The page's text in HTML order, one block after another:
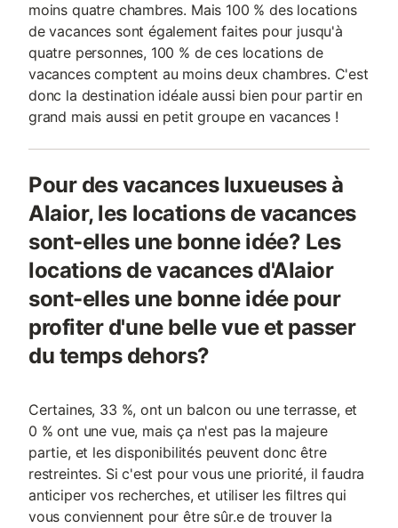
moins quatre chambres. Mais 100 % des locations
de vacances sont également faites pour jusqu'à
quatre personnes, 100 % de ces locations de
vacances comptent au moins deux chambres. C'est
donc la destination idéale aussi bien pour partir en
grand mais aussi en petit groupe en vacances !
Pour des vacances luxueuses à
Alaior, les locations de vacances
sont-elles une bonne idée? Les
locations de vacances d'Alaior
sont-elles une bonne idée pour
profiter d'une belle vue et passer
du temps dehors?
Certaines, 33 %, ont un balcon ou une terrasse, et
0 % ont une vue, mais ça n'est pas la majeure
partie, et les disponibilités peuvent donc être
restreintes. Si c'est pour vous une priorité, il faudra
anticiper vos recherches, et utiliser les filtres qui
vous conviennent pour être sûr.e de trouver la